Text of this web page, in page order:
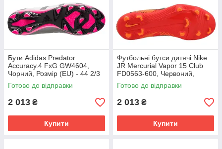
Бути Adidas Predator
Accuracy.4 FxG GW4604,
Чорний, Розмір (EU) - 44 2/3
Готово до відправки
2 013 ₴
Купити
Футбольні бутси дитячі Nike
JR Mercurial Vapor 15 Club
FD0563-600, Червоний,
Розмір (EU) - 38
Готово до відправки
2 013 ₴
Купити